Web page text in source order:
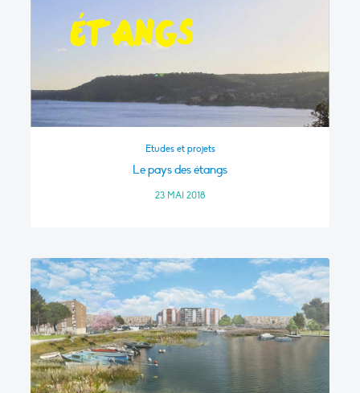
Etudes et projets
Le pays des étangs
23 MAI 2018